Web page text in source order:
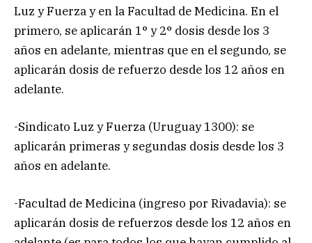
Luz y Fuerza y en la Facultad de Medicina. En el
primero, se aplicarán 1° y 2° dosis desde los 3
años en adelante, mientras que en el segundo, se
aplicarán dosis de refuerzo desde los 12 años en
adelante.
-Sindicato Luz y Fuerza (Uruguay 1300): se
aplicarán primeras y segundas dosis desde los 3
años en adelante.
-Facultad de Medicina (ingreso por Rivadavia): se
aplicarán dosis de refuerzos desde los 12 años en